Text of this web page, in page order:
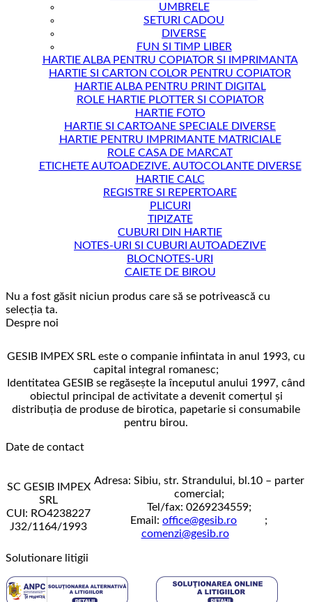
UMBRELE
SETURI CADOU
DIVERSE
FUN SI TIMP LIBER
HARTIE ALBA PENTRU COPIATOR SI IMPRIMANTA
HARTIE SI CARTON COLOR PENTRU COPIATOR
HARTIE ALBA PENTRU PRINT DIGITAL
ROLE HARTIE PLOTTER SI COPIATOR
HARTIE FOTO
HARTIE SI CARTOANE SPECIALE DIVERSE
HARTIE PENTRU IMPRIMANTE MATRICIALE
ROLE CASA DE MARCAT
ETICHETE AUTOADEZIVE. AUTOCOLANTE DIVERSE
HARTIE CALC
REGISTRE SI REPERTOARE
PLICURI
TIPIZATE
CUBURI DIN HARTIE
NOTES-URI SI CUBURI AUTOADEZIVE
BLOCNOTES-URI
CAIETE DE BIROU
Nu a fost găsit niciun produs care să se potrivească cu
selecția ta.
Despre noi
GESIB IMPEX SRL este o companie infiintata in anul 1993, cu
capital integral romanesc;
Identitatea GESIB se regăseşte la începutul anului 1997, când
obiectul principal de activitate a devenit comerţul şi
distribuţia de produse de birotica, papetarie si consumabile
pentru birou.
Date de contact
SC GESIB IMPEX
SRL
CUI: RO4238227
J32/1164/1993
Adresa: Sibiu, str. Strandului, bl.10 – parter
comercial;
Tel/fax: 0269234559;
Email:office@gesib.ro
;
comenzi@gesib.ro
Solutionare litigii